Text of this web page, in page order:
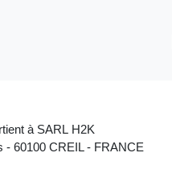
à SARL H2K
- 60100 CREIL - FRANCE